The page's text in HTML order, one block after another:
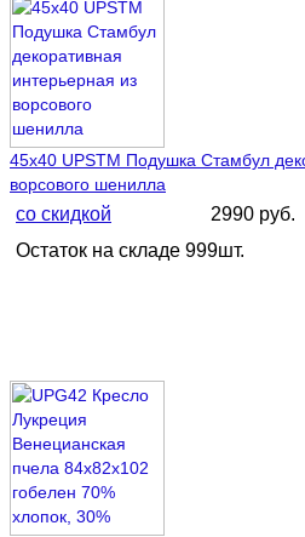
45х40 UPSTM Подушка Стамбул
ворсового шенилла
со скидкой
2990 руб.
Остаток на складе 999шт.